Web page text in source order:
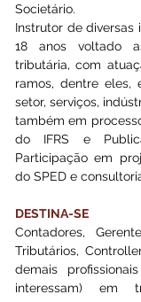
Societário.
Instrutor de diversas
18 anos voltado
tributária, com
ramos, dentre eles,
setor, serviços,
também em
do IFRS e
Participação em
do SPED e
DESTINA-SE
Contadores,
Tributários,
demais
interessam) em